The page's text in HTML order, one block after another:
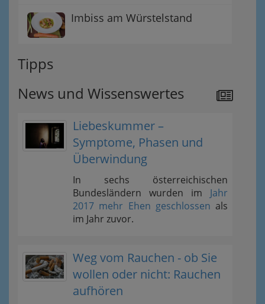
Imbiss am Würstelstand
Tipps
News und Wissenswertes
Liebeskummer –
Symptome, Phasen und
Überwindung
In sechs österreichischen
Bundesländern wurden im Jahr
2017 mehr Ehen geschlossen als
im Jahr zuvor.
Weg vom Rauchen - ob Sie
wollen oder nicht: Rauchen
aufhören